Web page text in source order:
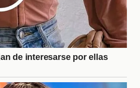
tienen
sociales?
deLa Casa de los Famosos
a redes sociales durante su
Esta restricción es fundamental
autenticidad del programa y